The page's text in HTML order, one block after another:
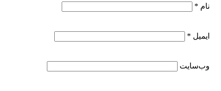
نام *
ایمیل *
وب‌سایت